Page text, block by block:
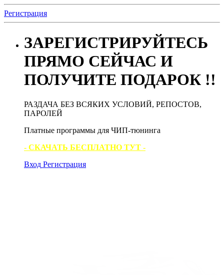
Регистрация
ЗАРЕГИСТРИРУЙТЕСЬ
ПРЯМО СЕЙЧАС И
ПОЛУЧИТЕ ПОДАРОК !!
РАЗДАЧА БЕЗ ВСЯКИХ УСЛОВИЙ, РЕПОСТОВ,
ПАРОЛЕЙ
Платные программы для ЧИП-тюнинга
- СКАЧАТЬ БЕСПЛАТНО ТУТ -
Вход Регистрация